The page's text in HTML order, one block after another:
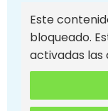
Este
bloqueado.
activadas las